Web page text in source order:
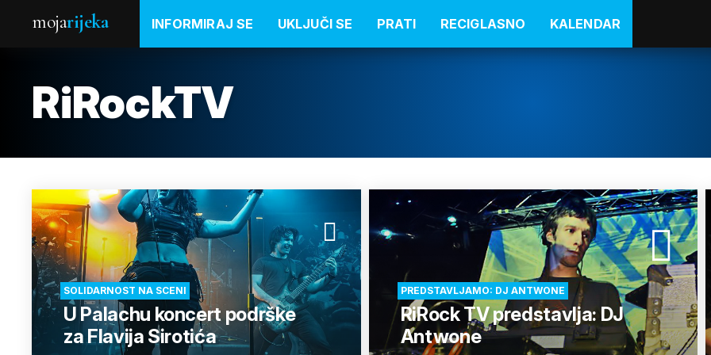
mojarijeka INFORMIRAJ SE UKLJUČI SE PRATI RECIGLASNO KALENDAR
RiRockTV
SOLIDARNOST NA SCENI
U Palachu koncert podrške
za Flavija Sirotića
PREDSTAVLJAMO: DJ ANTWONE
RiRock TV predstavlja: DJ
Antwone